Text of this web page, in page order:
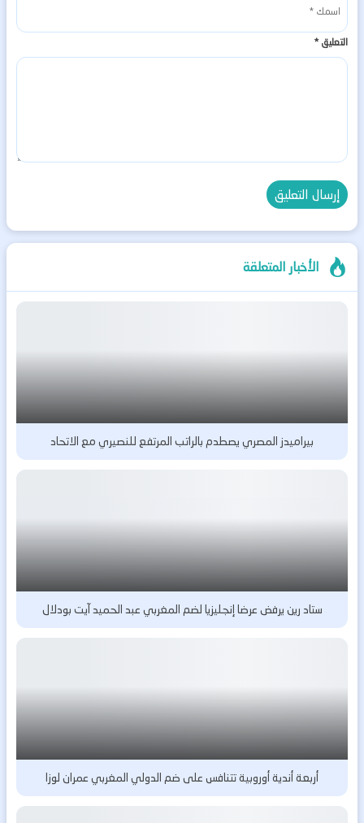
التعليق*
الأخبار المتعلقة
بيراميدز المصري يصطدم بالراتب المرتفع للنصيري مع الاتحاد
ستاد رين يرفض عرضا إنجليزيا لضم المغربي عبد الحميد آيت بودلال
أربعة أندية أوروبية تتنافس على ضم الدولي المغربي عمران لوزا